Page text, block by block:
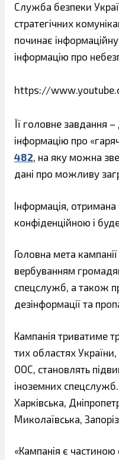
Служба безпеки
стратегічних
починає
інформацію про
https://
Її головне завдання
інформацію про
482, на яку можна
дані про можливу
Інформація,
конфіденційною і
Головна мета
вербуванням
спецслужб, а також
дезінформації та
Кампанія триватиме
тих областях
ООС, становлять
іноземних спецслужб.
Харківська,
Миколаївська,
«Кампанія є